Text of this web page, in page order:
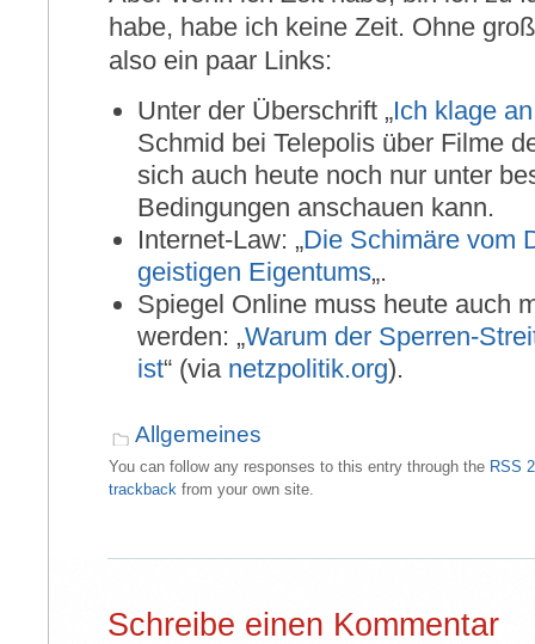
habe, habe ich keine Zeit. Ohne
also ein paar Links:
Unter der Überschrift „Ich klage
Schmid bei Telepolis über Filme
sich auch heute noch nur unter
Bedingungen anschauen kann.
Internet-Law: „Die Schimäre vom
geistigen Eigentums„.
Spiegel Online muss heute auch
werden: „Warum der Sperren-
ist“ (via netzpolitik.org).
Allgemeines
You can follow any responses to this entry through the RSS
trackback from your own site.
Schreibe einen Kommentar